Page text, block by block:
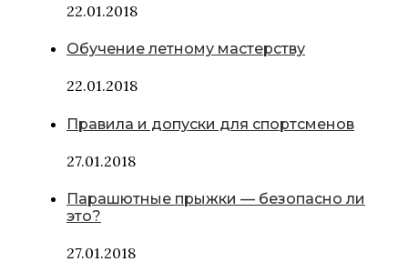
22.01.2018
Обучение летному мастерству
22.01.2018
Правила и допуски для спортсменов
27.01.2018
Парашютные прыжки — безопасно ли
это?
27.01.2018